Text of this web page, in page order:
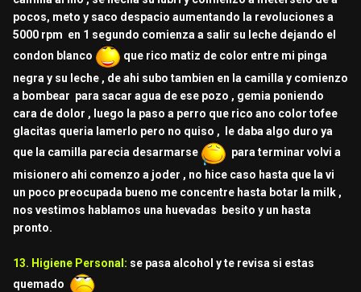
pocos, meto y saco despacio aumentando la revoluciones a
5000 rpm en 1 segundo comienza a salir su leche dejando el
condon blanco
que rico matiz de color entre mi pinga
negra y su leche , de ahi subo tambien en la camilla y comienzo
a bombear para sacar agua de ese pozo , gemia poniendo
cara de dolor , luego la paso a perro que rico ano color tofee
glacitas queria lamerlo pero no quiso , le daba algo duro ya
que la camilla parecia desarmarse
para terminar volvi a
misionero ahi comenzo a joder , no hice caso hasta que la vi
un poco preocupada bueno me concentre hasta botar la milk ,
nos vestimos hablamos una huevadas besito y un hasta
pronto.
13. Higiene Personal: se pasa alcohol y te revisa si estas
quemado